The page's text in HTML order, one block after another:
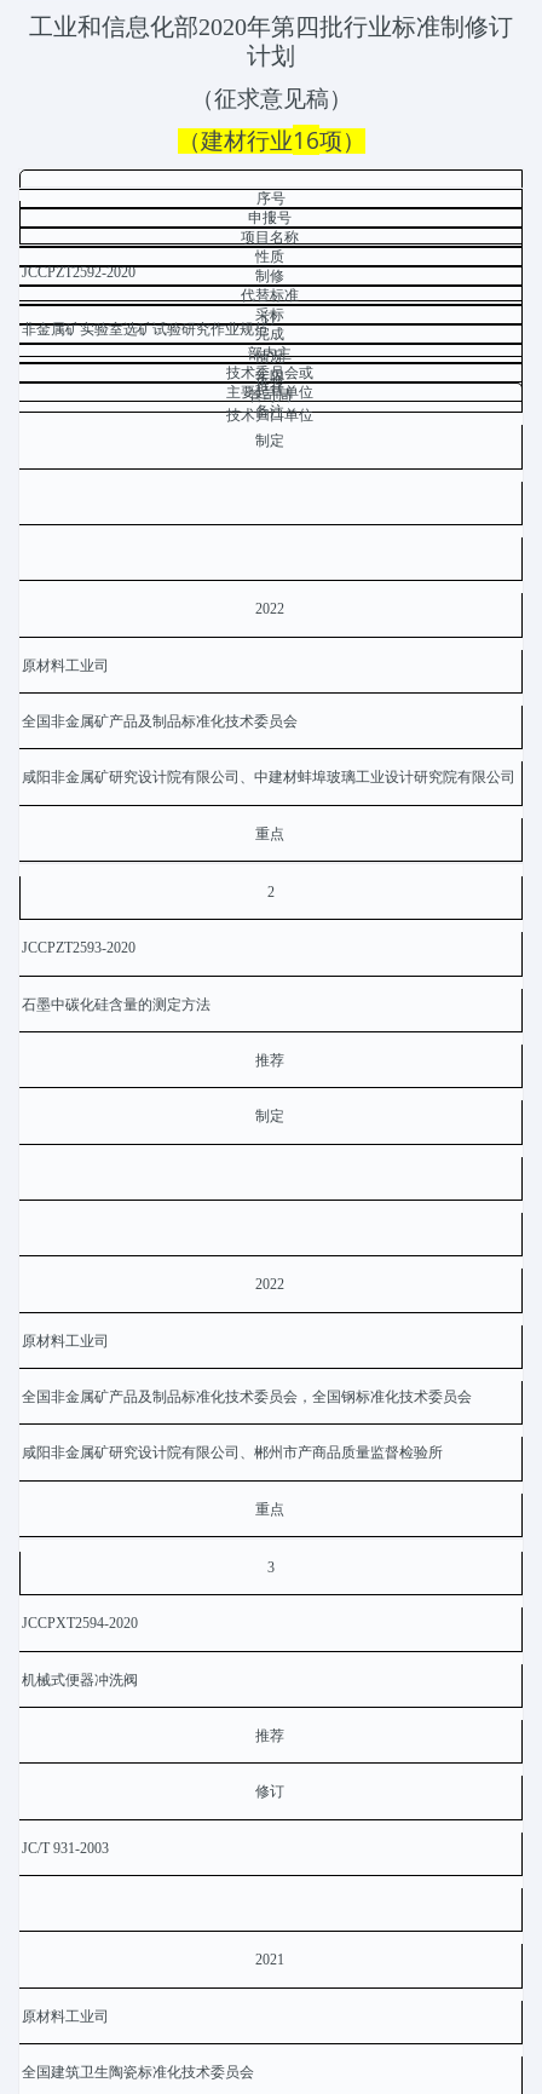
工业和信息化部2020年第四批行业标准制修订
计划
（征求意见稿）
（建材行业16项）
序号
申报号
项目名称
性质
制修
订
代替标准
采标
情况
完成
年限
部内主
管司局
技术委员会或
技术归口单位
主要起草单位
备注
1
JCCPZT2592-2020
非金属矿实验室选矿试验研究作业规范
推荐
制定
2022
原材料工业司
全国非金属矿产品及制品标准化技术委员会
咸阳非金属矿研究设计院有限公司、中建材蚌埠玻璃工业设计研究院有限公司
重点
2
JCCPZT2593-2020
石墨中碳化硅含量的测定方法
推荐
制定
2022
原材料工业司
全国非金属矿产品及制品标准化技术委员会，全国钢标准化技术委员会
咸阳非金属矿研究设计院有限公司、郴州市产商品质量监督检验所
重点
3
JCCPXT2594-2020
机械式便器冲洗阀
推荐
修订
JC/T 931-2003
2021
原材料工业司
全国建筑卫生陶瓷标准化技术委员会